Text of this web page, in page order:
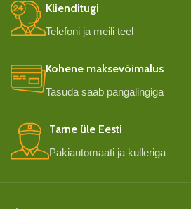
Klienditugi
Telefoni ja meili teel
Kohene maksevõimalus
Tasuda saab pangalingiga
Tarne üle Eesti
Pakiautomaati ja kulleriga